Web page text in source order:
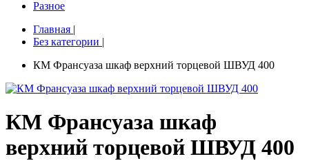
Разное
Главная |
Без категории |
КМ Франсуаза шкаф верхний торцевой ШВУД 400
КМ Франсуаза шкаф
верхний торцевой ШВУД 400